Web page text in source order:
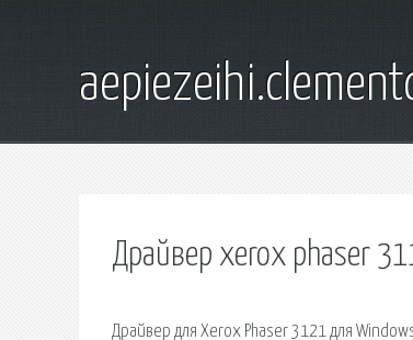
Драйвер xerox phaser
Драйвер для Xerox Phaser 3121 для